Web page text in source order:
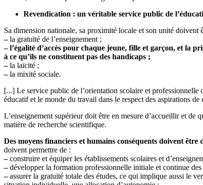
Revendication : un véritable service public de
Sa dimension nationale, sa proximité locale et son unité doivent
–la gratuité de l’enseignement ;
– l’égalité d’accès pour chaque jeune, fille et garçon, et la
à ce qu’ils ne constituent pas des handicaps ;
–la laïcité ;
–la mixité sociale.
[...] Le service public de l’orientation scolaire et
éducatif et le monde du travail dans le respect des aspirations de
L’enseignement supérieur doit être en mesure d’accueillir et de
matière de recherche scientifique.
Des moyens financiers et humains conséquents doivent
doivent permettre de :
–construire et équiper les établissements scolaires et
–développer la formation professionnelle initiale et continue des
–assurer la gratuité totale des études, ce qui implique aussi le